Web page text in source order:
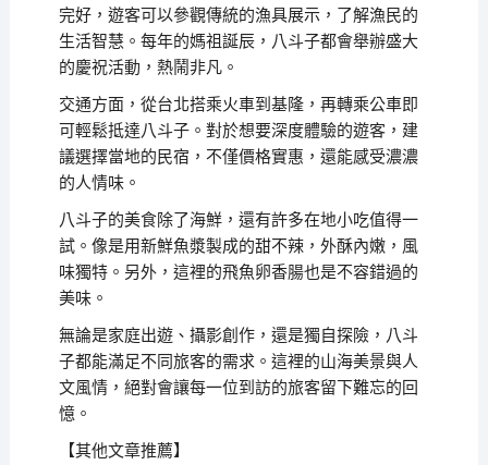
完好，遊客可以參觀傳統的漁具展示，了解漁民的
生活智慧。每年的媽祖誕辰，八斗子都會舉辦盛大
的慶祝活動，熱鬧非凡。
交通方面，從台北搭乘火車到基隆，再轉乘公車即
可輕鬆抵達八斗子。對於想要深度體驗的遊客，建
議選擇當地的民宿，不僅價格實惠，還能感受濃濃
的人情味。
八斗子的美食除了海鮮，還有許多在地小吃值得一
試。像是用新鮮魚漿製成的甜不辣，外酥內嫩，風
味獨特。另外，這裡的飛魚卵香腸也是不容錯過的
美味。
無論是家庭出遊、攝影創作，還是獨自探險，八斗
子都能滿足不同旅客的需求。這裡的山海美景與人
文風情，絕對會讓每一位到訪的旅客留下難忘的回
憶。
【其他文章推薦】